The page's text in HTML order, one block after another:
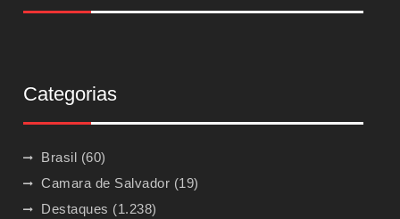
Categorias
Brasil (60)
Camara de Salvador (19)
Destaques (1.238)